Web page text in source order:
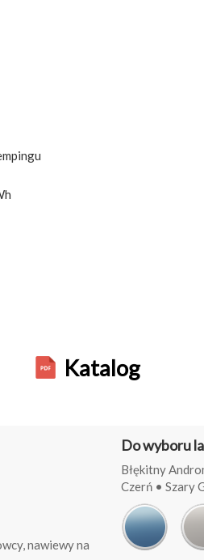
Katalog
nawiewy na
Do wyboru
Błękitny
Czerń • Szary